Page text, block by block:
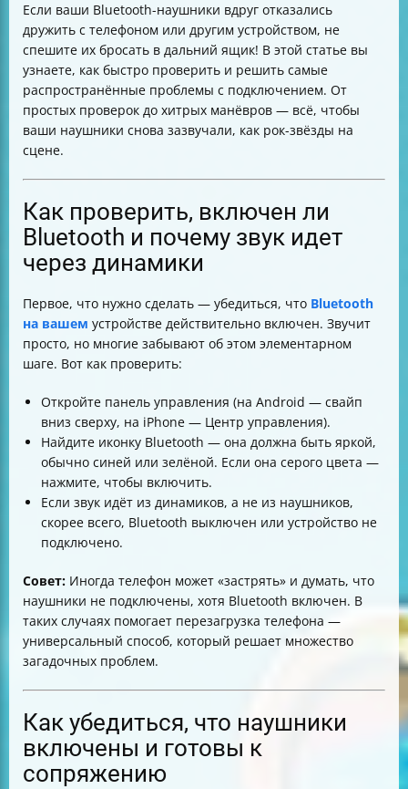
означают индикаторы
Как повторно подключить наушники после
«забывания» или потери сопряжения
Что делать, если другое устройство «перехватило»
ваши наушники
Как обеспечить ближнюю дистанцию и что делать
при прерывании связи
Проверка совместимости и влияние версий Bluetooth
Нужно ли устанавливать приложение производителя
Bluetooth-наушников
Признаки поломки наушников и что делать
Советы по выбору Bluetooth-наушников, чтобы
избежать проблем
Итоговая таблица проверки и решения проблем с
подключением
Если ваши Bluetooth-наушники вдруг отказались
дружить с телефоном или другим устройством, не
спешите их бросать в дальний ящик! В этой статье вы
узнаете, как быстро проверить и решить самые
распространённые проблемы с подключением. От
простых проверок до хитрых манёвров — всё, чтобы
ваши наушники снова зазвучали, как рок-звёзды на
сцене.
Как проверить, включен ли
Bluetooth и почему звук идет
через динамики
Первое, что нужно сделать — убедиться, что Bluetooth
на вашем устройстве действительно включен. Звучит
просто, но многие забывают об этом элементарном
шаге. Вот как проверить:
Откройте панель управления (на Android — свайп
вниз сверху, на iPhone — Центр управления).
Найдите иконку Bluetooth — она должна быть яркой,
обычно синей или зелёной. Если она серого цвета —
нажмите, чтобы включить.
Если звук идёт из динамиков, а не из наушников,
скорее всего, Bluetooth выключен или устройство не
подключено.
Совет: Иногда телефон может «застрять» и думать, что
наушники не подключены, хотя Bluetooth включен. В
таких случаях помогает перезагрузка телефона —
универсальный способ, который решает множество
загадочных проблем.
Как убедиться, что наушники
включены и готовы к
сопряжению